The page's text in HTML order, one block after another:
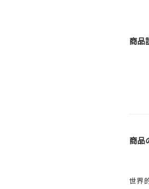
商品
商品
世界